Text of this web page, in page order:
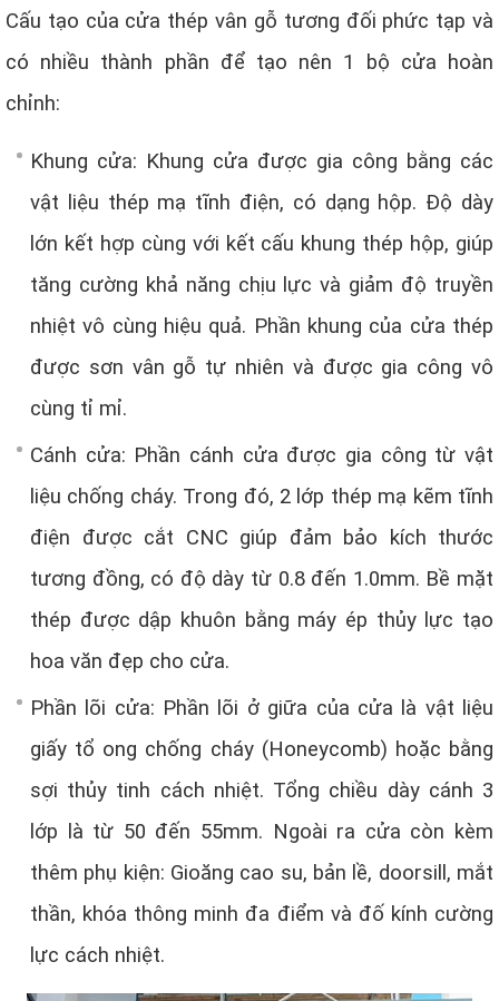
Cấu tạo của cửa thép vân gỗ tương đối phức tạp và
có nhiều thành phần để tạo nên 1 bộ cửa hoàn
chỉnh:
Khung cửa: Khung cửa được gia công bằng các
vật liệu thép mạ tĩnh điện, có dạng hộp. Độ dày
lớn kết hợp cùng với kết cấu khung thép hộp, giúp
tăng cường khả năng chịu lực và giảm độ truyền
nhiệt vô cùng hiệu quả. Phần khung của cửa thép
được sơn vân gỗ tự nhiên và được gia công vô
cùng tỉ mỉ.
Cánh cửa: Phần cánh cửa được gia công từ vật
liệu chống cháy. Trong đó, 2 lớp thép mạ kẽm tĩnh
điện được cắt CNC giúp đảm bảo kích thước
tương đồng, có độ dày từ 0.8 đến 1.0mm. Bề mặt
thép được dập khuôn bằng máy ép thủy lực tạo
hoa văn đẹp cho cửa.
Phần lõi cửa: Phần lõi ở giữa của cửa là vật liệu
giấy tổ ong chống cháy (Honeycomb) hoặc bằng
sợi thủy tinh cách nhiệt. Tổng chiều dày cánh 3
lớp là từ 50 đến 55mm. Ngoài ra cửa còn kèm
thêm phụ kiện: Gioăng cao su, bản lề, doorsill, mắt
thần, khóa thông minh đa điểm và đố kính cường
lực cách nhiệt.